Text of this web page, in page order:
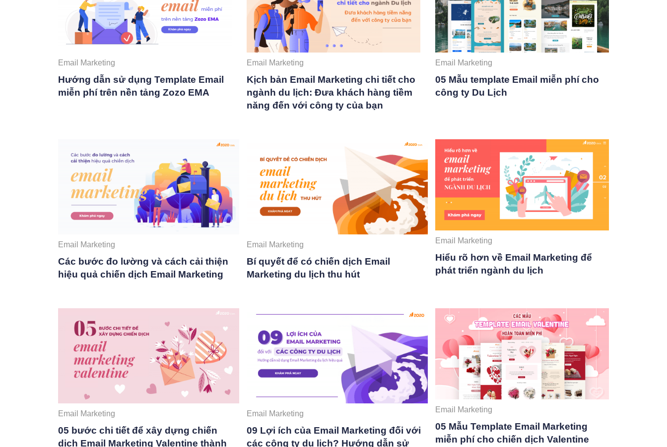
Email Marketing
Hướng dẫn sử dụng Template Email
miễn phí trên nền tảng Zozo EMA
Email Marketing
Kịch bản Email Marketing chi tiết cho
ngành du lịch: Đưa khách hàng tiềm
năng đến với công ty của bạn
Email Marketing
05 Mẫu template Email miễn phí cho
công ty Du Lịch
Email Marketing
Các bước đo lường và cách cải thiện
hiệu quả chiến dịch Email Marketing
Email Marketing
Bí quyết để có chiến dịch Email
Marketing du lịch thu hút
Email Marketing
Hiểu rõ hơn về Email Marketing để
phát triển ngành du lịch
Email Marketing
05 bước chi tiết để xây dựng chiến
dịch Email Marketing Valentine thành
Email Marketing
09 Lợi ích của Email Marketing đối với
các công ty du lịch? Hướng dẫn sử
Email Marketing
05 Mẫu Template Email Marketing
miễn phí cho chiến dịch Valentine